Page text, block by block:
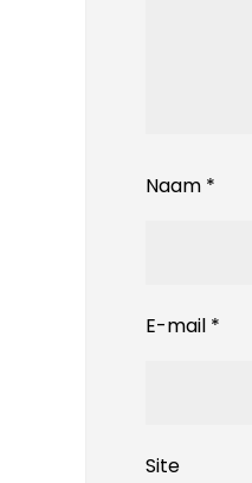
Naam *
E-mail *
Site